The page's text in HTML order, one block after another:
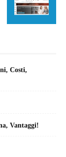
Costi,
Vantaggi!